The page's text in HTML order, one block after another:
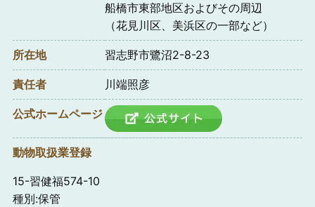
船橋市東部地区およびその周辺
（花見川区、美浜区の一部など）
所在地 習志野市鷺沼2-8-23
責任者 川端照彦
公式ホームページ
動物取扱業登録
15-習健福574-10
種別:保管